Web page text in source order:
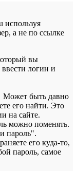
используя
а не по ссылке
вы
логин и
Может быть давно
его найти. Это
на сайте.
можно поменять.
пароль".
его куда-то,
пароль, самое